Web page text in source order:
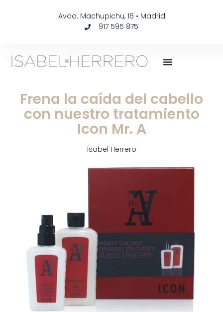
Avda. Machupichu, 16 • Madrid
917 595 875
Frena la caída del cabello
con nuestro tratamiento
Icon Mr. A
Isabel Herrero